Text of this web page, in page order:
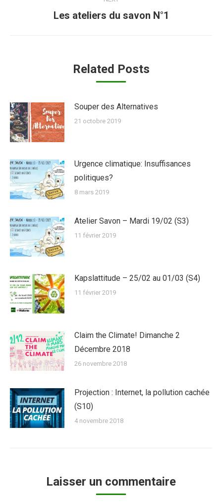
Next
Les ateliers du savon N°1
Related Posts
Souper des Alternatives
21 octobre 2019
Urgence climatique: Insuffisances
politiques?
8 mars 2019
Atelier Savon – Mardi 19/02 (S3)
11 février 2019
Kapslattitude – 25/02 au 01/03 (S4)
11 février 2019
Claim the Climate! Dimanche 2
Décembre 2018
26 novembre 2018
Projection : Internet, la pollution cachée
(S10)
4 novembre 2018
Laisser un commentaire